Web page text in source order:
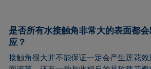
是否所有水接触角非常大的表面都
应？
接触角很大并不能保证一定会产生莲花